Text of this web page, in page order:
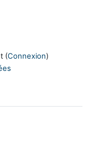
(Connexion)